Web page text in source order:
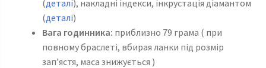
(деталі), накладні індекси, інкрустація діамантом
(деталі)
Вага годинника: приблизно 79 грама ( при
повному браслеті, вбирая ланки під розмір
зап’ястя, маса знижується )